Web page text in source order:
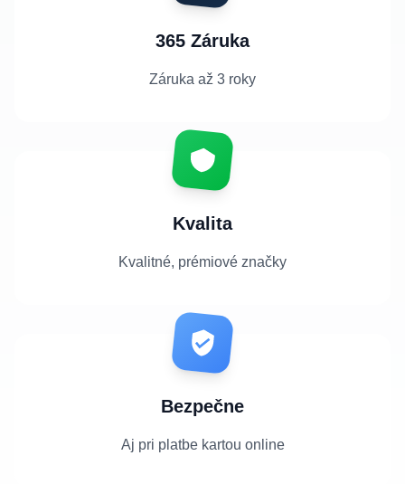
365 Záruka
Záruka až 3 roky
Kvalita
Kvalitné, prémiové značky
Bezpečne
Aj pri platbe kartou online